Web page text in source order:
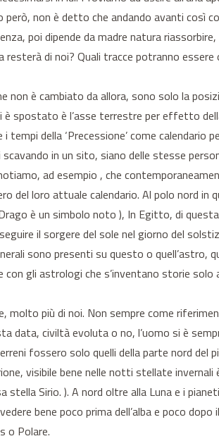
non è detto che andando avanti così
poi dipende da madre natura
di noi? Quali tracce potranno
non è cambiato da allora, sono solo la
spostato è l’asse terrestre per effetto
tempi della ‘Precessione’ come
in un sito, siano delle stesse
ad esempio , che
loro attuale calendario. Al polo nord in
è un simbolo noto ), In Egitto, di
il sorgere del sole nel giorno del
sono presenti su questo o quell’astro,
gli astrologi che s’inventano storie solo
molto più di noi. Non sempre come
data, civiltà evoluta o no, l’uomo si è
fossero solo quelli della parte nord
visibile bene nelle notti stellate invernali
Sirio. ). A nord oltre alla Luna e i
bene poco prima dell’alba e poco
o Polare.